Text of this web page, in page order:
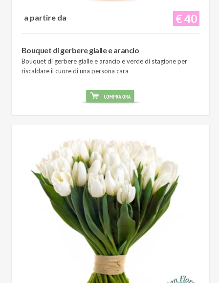
€ 40
a partire da
Bouquet di gerbere gialle e arancio
Bouquet di gerbere gialle e arancio e verde di stagione per
riscaldare il cuore di una persona cara